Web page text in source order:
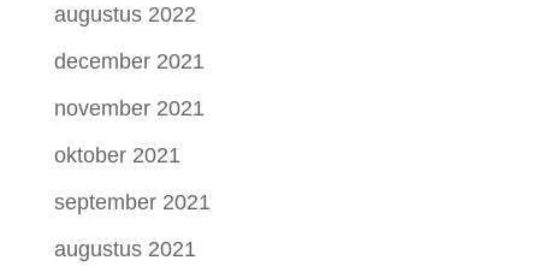
augustus 2022
december 2021
november 2021
oktober 2021
september 2021
augustus 2021